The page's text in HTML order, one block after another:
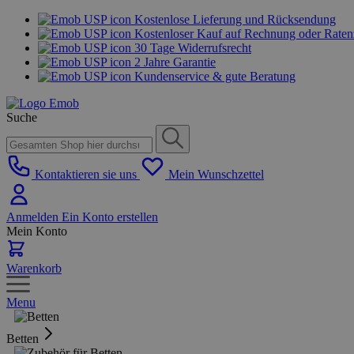
Kostenlose Lieferung und Rücksendung
Kostenloser Kauf auf Rechnung oder
30 Tage Widerrufsrecht
2 Jahre Garantie
Kundenservice & gute Beratung
Suche
Kontaktieren sie uns Mein Wunschzettel
Anmelden Ein Konto erstellen
Mein Konto
Warenkorb
Menu
Betten